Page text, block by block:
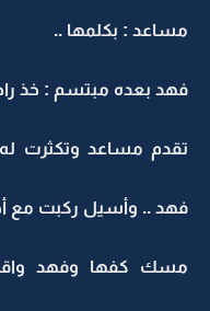
مساعد : بكلمها ..
فهد بعده مبتسم : خذ
تقدم مساعد وتكثرت له
فهد .. وأسيل ركبت مع
مسك كفها وفهد